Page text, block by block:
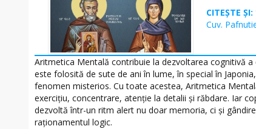
CITEȘTE ȘI:
Cuv.
Aritmetica Mentală contribuie la dezvoltarea cognitivă
este folosită de sute de ani în lume, în special în
fenomen misterios. Cu toate acestea, Aritmetica
exercițiu, concentrare, atenție la detalii și răbdare. Iar
dezvoltă într-un ritm alert nu doar memoria, ci și
raționamentul logic.